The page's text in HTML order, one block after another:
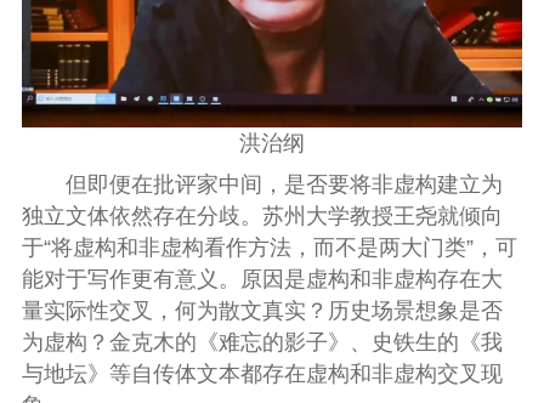
洪治纲
但即便在批评家中间，是否要将非虚构建立为
独立文体依然存在分歧。苏州大学教授王尧就倾向
于“将虚构和非虚构看作方法，而不是两大门类”，可
能对于写作更有意义。原因是虚构和非虚构存在大
量实际性交叉，何为散文真实？历史场景想象是否
为虚构？金克木的《难忘的影子》、史铁生的《我
与地坛》等自传体文本都存在虚构和非虚构交叉现